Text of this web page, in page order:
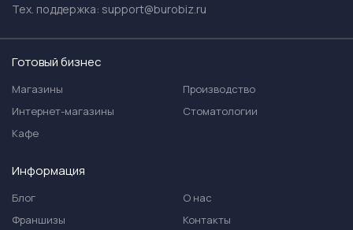
Тех. поддержка: support@burobiz.ru
Готовый бизнес
Магазины
Интернет-магазины
Кафе
Производство
Стоматологии
Информация
Блог
Франшизы
О нас
Контакты